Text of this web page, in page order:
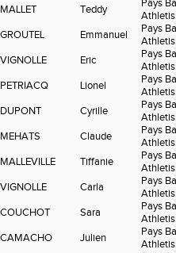
MALLET Teddy
Pays
GROUTEL Emmanuel
Pays
VIGNOLLE Eric
Pays
PETRIACQ Lionel
Pays
DUPONT Cyrille
Pays
MEHATS Claude
Pays
MALLEVILLE Tiffanie
Pays
VIGNOLLE Carla
Pays
COUCHOT Sara
Pays
CAMACHO Julien
Pays